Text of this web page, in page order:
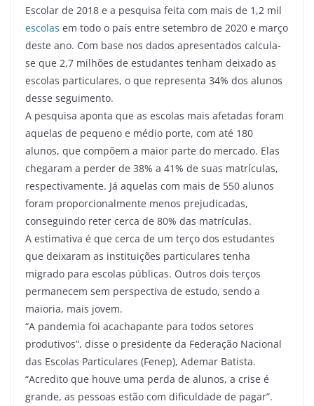
Escolar de 2018 e a pesquisa feita com mais de 1,2 mil
escolas em todo o país entre setembro de 2020 e março
deste ano. Com base nos dados apresentados calcula-
se que 2,7 milhões de estudantes tenham deixado as
escolas particulares, o que representa 34% dos alunos
desse seguimento.
A pesquisa aponta que as escolas mais afetadas foram
aquelas de pequeno e médio porte, com até 180
alunos, que compõem a maior parte do mercado. Elas
chegaram a perder de 38% a 41% de suas matrículas,
respectivamente. Já aquelas com mais de 550 alunos
foram proporcionalmente menos prejudicadas,
conseguindo reter cerca de 80% das matrículas.
A estimativa é que cerca de um terço dos estudantes
que deixaram as instituições particulares tenha
migrado para escolas públicas. Outros dois terços
permanecem sem perspectiva de estudo, sendo a
maioria, mais jovem.
“A pandemia foi acachapante para todos setores
produtivos”, disse o presidente da Federação Nacional
das Escolas Particulares (Fenep), Ademar Batista.
“Acredito que houve uma perda de alunos, a crise é
grande, as pessoas estão com dificuldade de pagar”.